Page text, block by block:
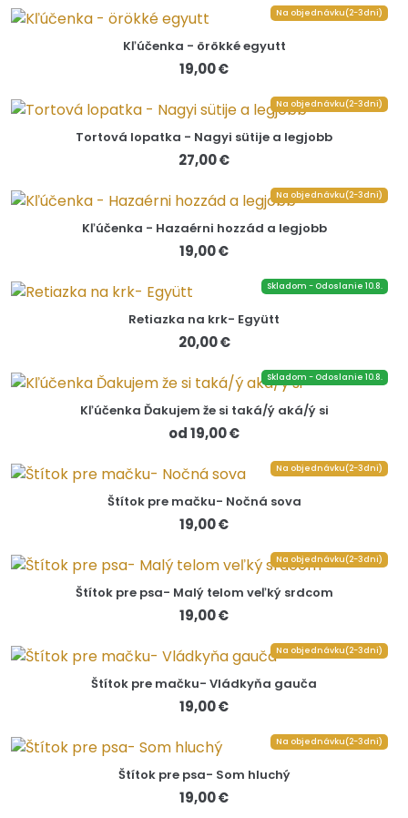
Na objednávku(2-3dni)
Kľúčenka - örökké egyutt
19,00 €
Na objednávku(2-3dni)
Tortová lopatka - Nagyi sütije a legjobb
27,00 €
Na objednávku(2-3dni)
Kľúčenka - Hazaérni hozzád a legjobb
19,00 €
Skladom - Odoslanie 10.8.
Retiazka na krk- Együtt
20,00 €
Skladom - Odoslanie 10.8.
Kľúčenka Ďakujem že si taká/ý aká/ý si
od 19,00 €
Na objednávku(2-3dni)
Štítok pre mačku- Nočná sova
19,00 €
Na objednávku(2-3dni)
Štítok pre psa- Malý telom veľký srdcom
19,00 €
Na objednávku(2-3dni)
Štítok pre mačku- Vládkyňa gauča
19,00 €
Na objednávku(2-3dni)
Štítok pre psa- Som hluchý
19,00 €